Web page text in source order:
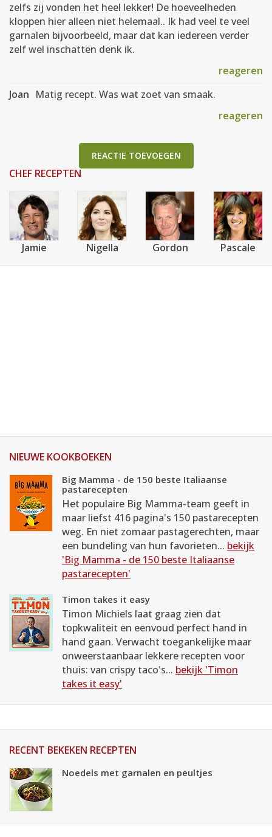
zelfs zij vonden het heel lekker! De hoeveelheden
kloppen hier alleen niet helemaal.. Ik had veel te veel
garnalen bijvoorbeeld, maar dat kan iedereen verder
zelf wel inschatten denk ik.
reageren
Joan Matig recept. Was wat zoet van smaak.
reageren
REACTIE TOEVOEGEN
CHEF RECEPTEN
Jamie Nigella Gordon Pascale
NIEUWE KOOKBOEKEN
Big Mamma - de 150 beste Italiaanse
pastarecepten
Het populaire Big Mamma-team geeft in
maar liefst 416 pagina's 150 pastarecepten
weg. En niet zomaar pastagerechten, maar
een bundeling van hun favorieten... bekijk
'Big Mamma - de 150 beste Italiaanse
pastarecepten'
Timon takes it easy
Timon Michiels laat graag zien dat
topkwaliteit en eenvoud perfect hand in
hand gaan. Verwacht toegankelijke maar
onweerstaanbaar lekkere recepten voor
thuis: van crispy taco's... bekijk 'Timon
takes it easy'
RECENT BEKEKEN RECEPTEN
Noedels met garnalen en peultjes